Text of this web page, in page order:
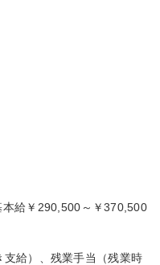
給￥290,500～￥370,500
給）、残業手当（残業時